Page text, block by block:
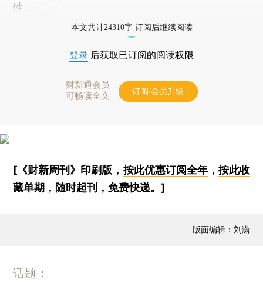
性。
本文共计24310字 订阅后继续阅读
登录 后获取已订阅的阅读权限
财新通会员
可畅读全文
订阅/会员升级
[《财新周刊》印刷版， 按此优惠订阅全年， 按此收
藏单期 ，随时起刊，免费快递。]
版面编辑：刘潇
话题：